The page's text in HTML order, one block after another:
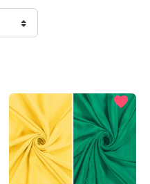
favorite